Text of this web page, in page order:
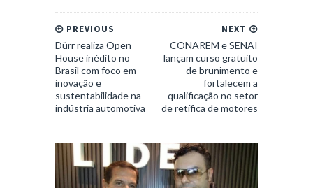
NEXT
CONAREM e SENAI
lançam curso gratuito
de brunimento e
fortalecem a
qualificação no setor
de retífica de motores
PREVIOUS
Dürr realiza Open
House inédito no
Brasil com foco em
inovação e
sustentabilidade na
indústria automotiva